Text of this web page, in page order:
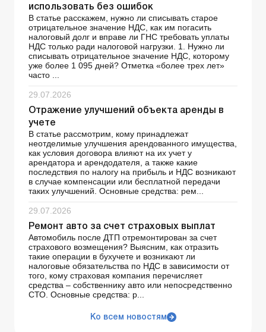
использовать без ошибок
В статье расскажем, нужно ли списывать старое
отрицательное значение НДС, как им погасить
налоговый долг и вправе ли ГНС требовать уплаты
НДС только ради налоговой нагрузки. 1. Нужно ли
списывать отрицательное значение НДС, которому
уже более 1 095 дней? Отметка «более трех лет»
часто ...
29.07.2026
Отражение улучшений объекта аренды в
учете
В статье рассмотрим, кому принадлежат
неотделимые улучшения арендованного имущества,
как условия договора влияют на их учет у
арендатора и арендодателя, а также какие
последствия по налогу на прибыль и НДС возникают
в случае компенсации или бесплатной передачи
таких улучшений. Основные средства: рем...
29.07.2026
Ремонт авто за счет страховых выплат
Автомобиль после ДТП отремонтирован за счет
страхового возмещения? Выясним, как отразить
такие операции в бухучете и возникают ли
налоговые обязательства по НДС в зависимости от
того, кому страховая компания перечисляет
средства – собственнику авто или непосредственно
СТО. Основные средства: р...
Ко всем новостям